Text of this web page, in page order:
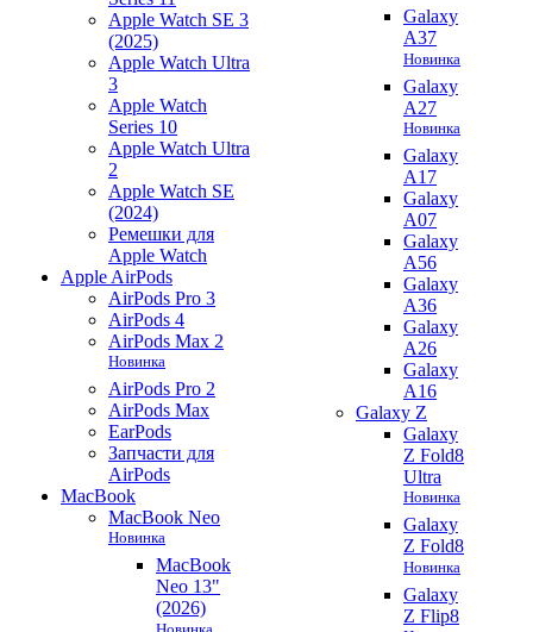
Apple Watch SE 3
(2025)
Apple Watch Ultra
3
Apple Watch
Series 10
Apple Watch Ultra
2
Apple Watch SE
(2024)
Ремешки для
Apple Watch
Apple AirPods
AirPods Pro 3
AirPods 4
AirPods Max 2
Новинка
AirPods Pro 2
AirPods Max
EarPods
Запчасти для
AirPods
MacBook
MacBook Neo
Новинка
MacBook
Neo 13"
(2026)
Новинка
Galaxy
A37
Новинка
Galaxy
A27
Новинка
Galaxy
A17
Galaxy
A07
Galaxy
A56
Galaxy
A36
Galaxy
A26
Galaxy
A16
Galaxy Z
Galaxy
Z Fold8
Ultra
Новинка
Galaxy
Z Fold8
Новинка
Galaxy
Z Flip8